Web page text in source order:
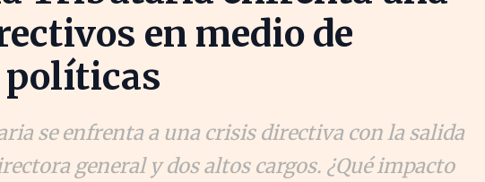
en medio de
políticas
se enfrenta a una crisis directiva con la salida
general y dos altos cargos. ¿Qué impacto